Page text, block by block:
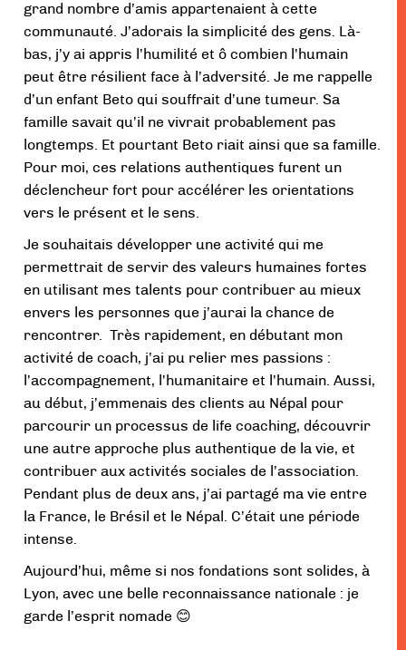
grand nombre d’amis appartenaient à cette
communauté. J’adorais la simplicité des gens. Là-
bas, j’y ai appris l’humilité et ô combien l’humain
peut être résilient face à l’adversité. Je me rappelle
d’un enfant Beto qui souffrait d’une tumeur. Sa
famille savait qu’il ne vivrait probablement pas
longtemps. Et pourtant Beto riait ainsi que sa famille.
Pour moi, ces relations authentiques furent un
déclencheur fort pour accélérer les orientations
vers le présent et le sens.
Je souhaitais développer une activité qui me
permettrait de servir des valeurs humaines fortes
en utilisant mes talents pour contribuer au mieux
envers les personnes que j’aurai la chance de
rencontrer. Très rapidement, en débutant mon
activité de coach, j’ai pu relier mes passions :
l’accompagnement, l’humanitaire et l’humain. Aussi,
au début, j’emmenais des clients au Népal pour
parcourir un processus de life coaching, découvrir
une autre approche plus authentique de la vie, et
contribuer aux activités sociales de l’association.
Pendant plus de deux ans, j’ai partagé ma vie entre
la France, le Brésil et le Népal. C’était une période
intense.
Aujourd’hui, même si nos fondations sont solides, à
Lyon, avec une belle reconnaissance nationale : je
garde l’esprit nomade 😊